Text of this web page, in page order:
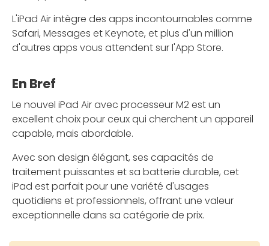
L'iPad Air intègre des apps incontournables comme
Safari, Messages et Keynote, et plus d'un million
d'autres apps vous attendent sur l'App Store.
En Bref
Le nouvel iPad Air avec processeur M2 est un
excellent choix pour ceux qui cherchent un appareil
capable, mais abordable.
Avec son design élégant, ses capacités de
traitement puissantes et sa batterie durable, cet
iPad est parfait pour une variété d'usages
quotidiens et professionnels, offrant une valeur
exceptionnelle dans sa catégorie de prix.